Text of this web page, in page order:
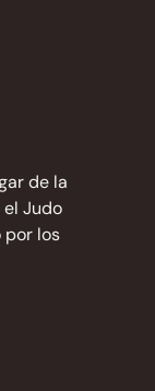
de la
Judo
por los